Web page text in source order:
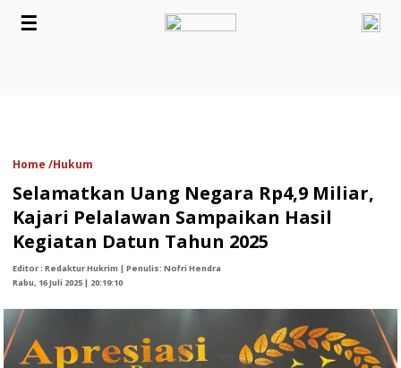
☰
Home /Hukum
Selamatkan Uang Negara Rp4,9 Miliar,
Kajari Pelalawan Sampaikan Hasil
Kegiatan Datun Tahun 2025
Editor : Redaktur Hukrim | Penulis: Nofri Hendra
Rabu, 16 Juli 2025 | 20:19:10